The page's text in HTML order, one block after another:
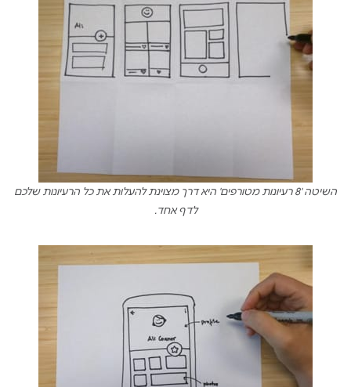
השיטה '8 רעיונות מטורפים' היא דרך מצוינת להעלות את כל הרעיונות שלכם
לדף אחד.